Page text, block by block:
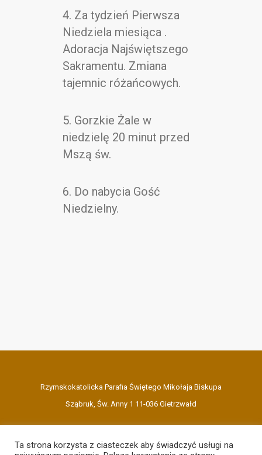
4. Za tydzień Pierwsza
Niedziela miesiąca .
Adoracja Najświętszego
Sakramentu. Zmiana
tajemnic różańcowych.
5. Gorzkie Żale w
niedzielę 20 minut przed
Mszą św.
6. Do nabycia Gość
Niedzielny.
Rzymskokatolicka Parafia Świętego Mikołaja Biskupa
Sząbruk, Św. Anny 1 11-036 Gietrzwałd
Ta strona korzysta z ciasteczek aby świadczyć usługi na